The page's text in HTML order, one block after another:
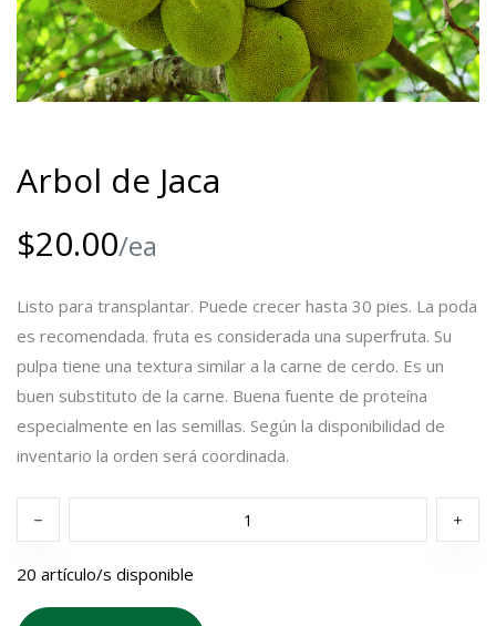
Arbol de Jaca
$20.00/ea
Listo para transplantar. Puede crecer hasta 30 pies. La poda
es recomendada. fruta es considerada una superfruta. Su
pulpa tiene una textura similar a la carne de cerdo. Es un
buen substituto de la carne. Buena fuente de proteína
especialmente en las semillas. Según la disponibilidad de
inventario la orden será coordinada.
20 artículo/s disponible